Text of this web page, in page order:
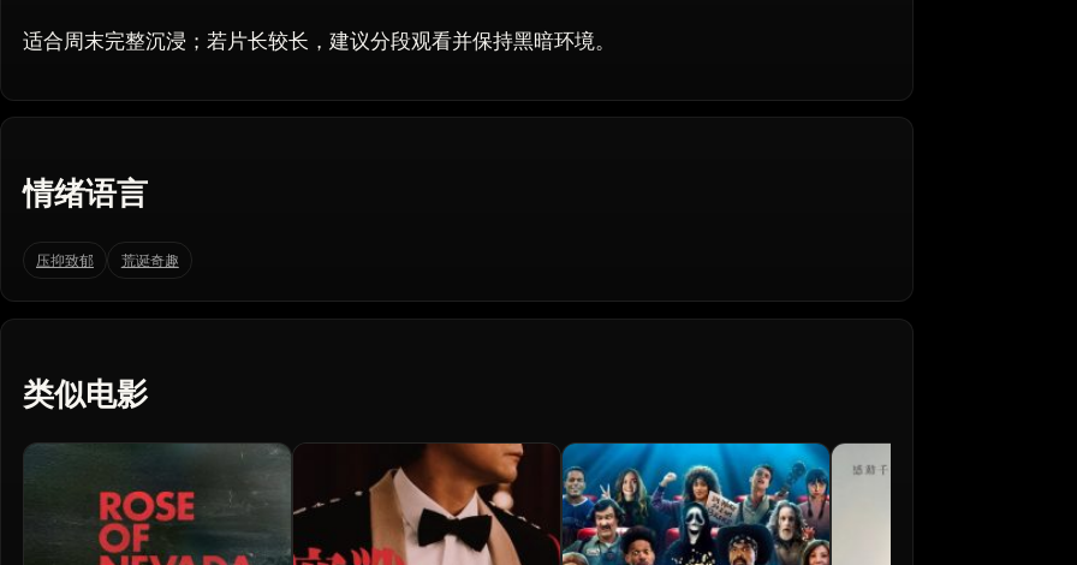
适合周末完整沉浸；若片长较长，建议分段观看并保持黑暗环境。
情绪语言
压抑致郁 荒诞奇趣
类似电影